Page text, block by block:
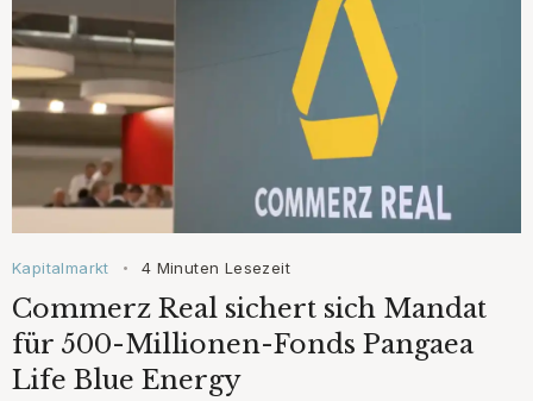
Kapitalmarkt • 4 Minuten Lesezeit
Commerz Real sichert sich Mandat
für 500-Millionen-Fonds Pangaea
Life Blue Energy